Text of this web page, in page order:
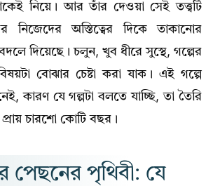
নিয়ে। আর তাঁর দেওয়া সেই তত্ত্বটি
নিজেদের অস্তিত্বের দিকে তাকানোর
দিয়েছে। চলুন, খুব ধীরে সুস্থে, গল্পের
বোঝার চেষ্টা করা যাক। এই গল্পে
কারণ যে গল্পটা বলতে যাচ্ছি, তা তৈরি
চারশো কোটি বছর।
পেছনের পৃথিবী: যে